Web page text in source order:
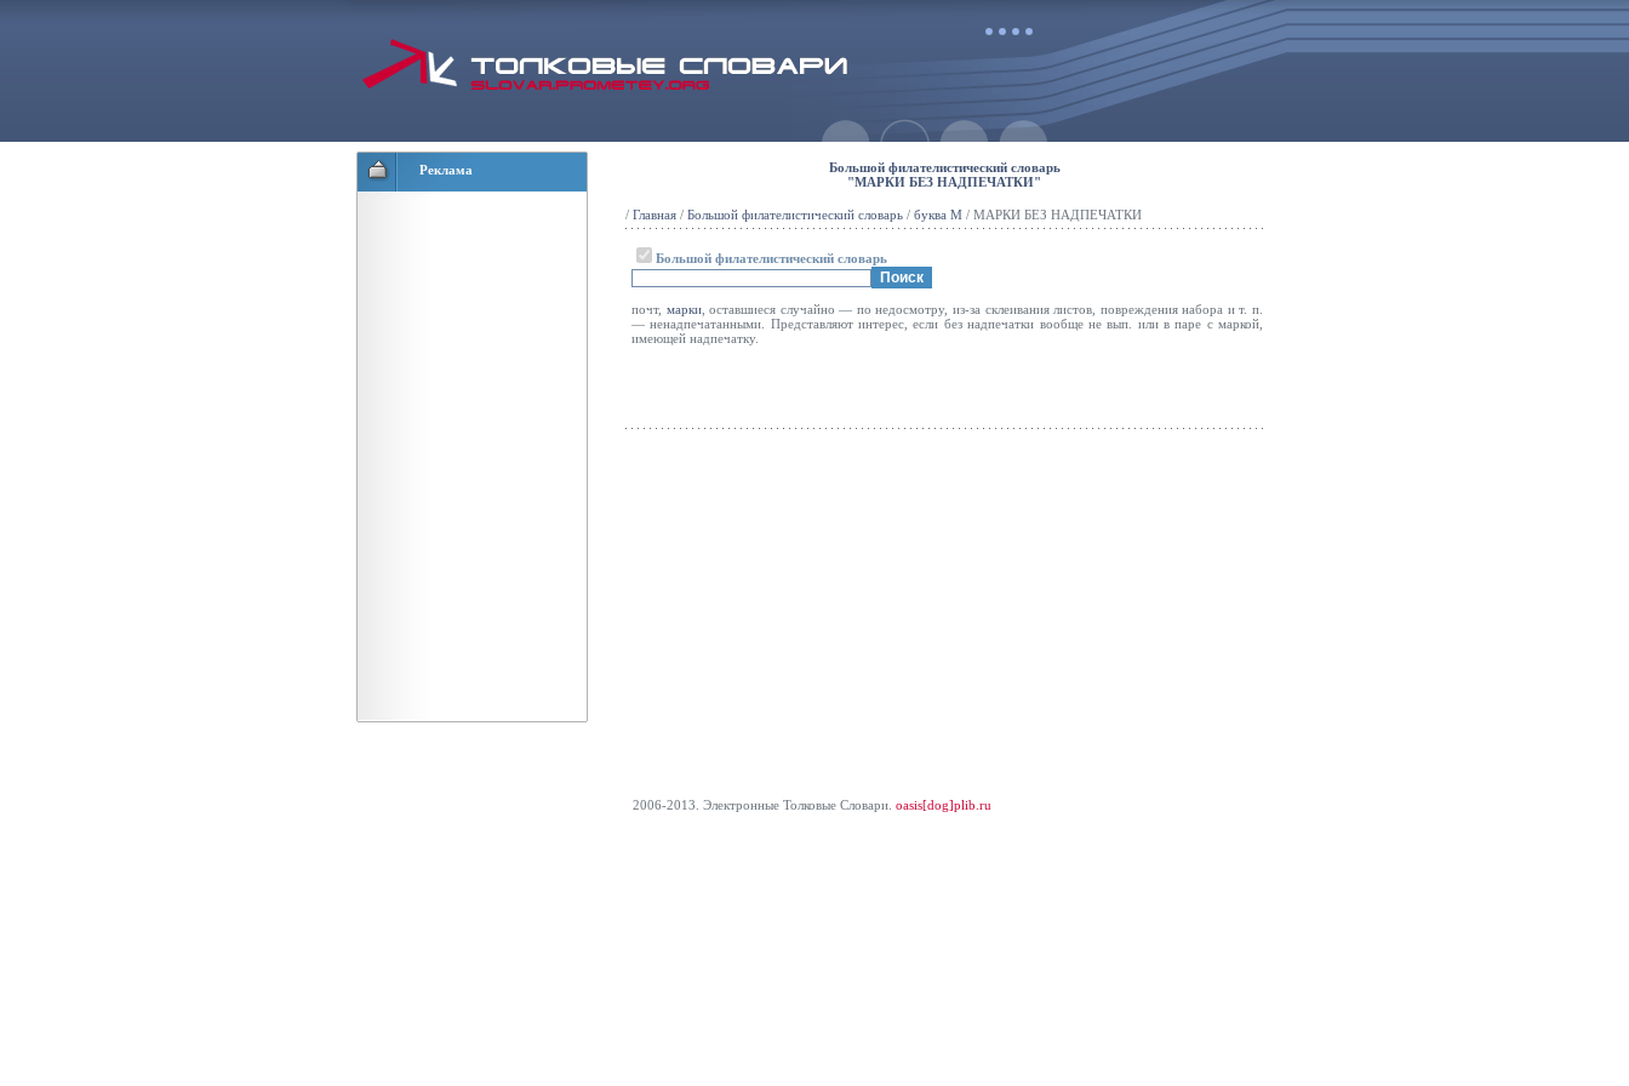
Реклама
Большой филателистический словарь
"МАРКИ БЕЗ НАДПЕЧАТКИ"
/ Главная / Большой филателистический словарь / буква М / МАРКИ БЕЗ НАДПЕЧАТКИ
Большой филателистический словарь
почт, марки, оставшиеся случайно — по недосмотру, из-за склеивания листов, повреждения набора и т. п.
— ненадпечатанными. Представляют интерес, если без надпечатки вообще не вып. или в паре с маркой,
имеющей надпечатку.
2006-2013. Электронные Толковые Cловари. oasis[dog]plib.ru